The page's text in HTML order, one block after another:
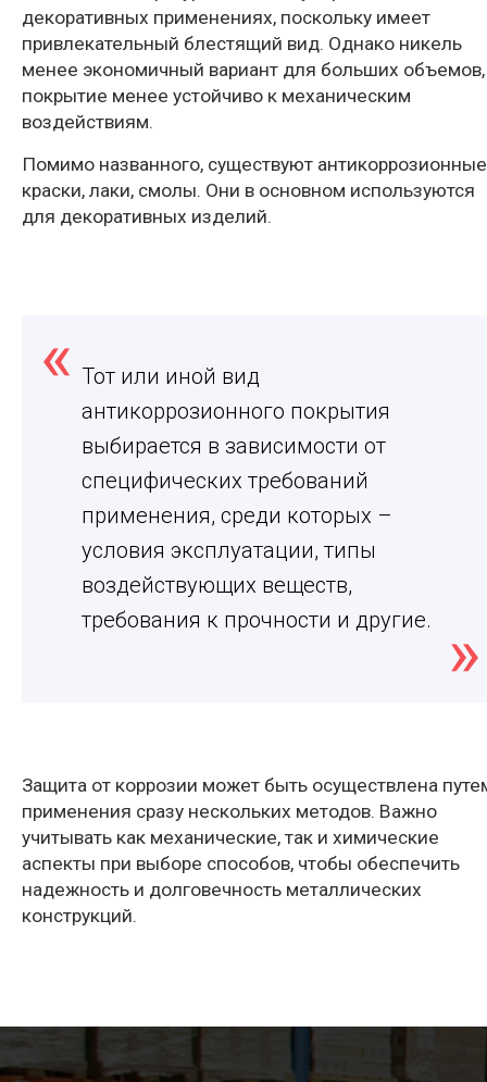
декоративных применениях, поскольку имеет
привлекательный блестящий вид. Однако никель
менее экономичный вариант для больших объемов,
покрытие менее устойчиво к механическим
воздействиям.
Помимо названного, существуют антикоррозионные
краски, лаки, смолы. Они в основном используются
для декоративных изделий.
Тот или иной вид
антикоррозионного покрытия
выбирается в зависимости от
специфических требований
применения, среди которых –
условия эксплуатации, типы
воздействующих веществ,
требования к прочности и другие.
Защита от коррозии может быть осуществлена
применения сразу нескольких методов. Важно
учитывать как механические, так и химические
аспекты при выборе способов, чтобы обеспечить
надежность и долговечность металлических
конструкций.